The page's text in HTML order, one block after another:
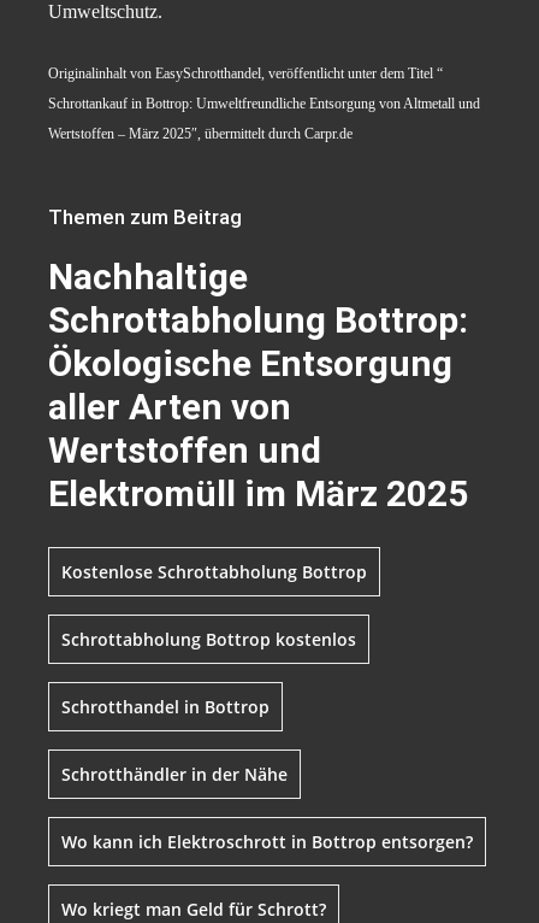
Umweltschutz.
Originalinhalt von EasySchrotthandel, veröffentlicht unter dem Titel “
Schrottankauf in Bottrop: Umweltfreundliche Entsorgung von Altmetall und
Wertstoffen – März 2025″, übermittelt durch Carpr.de
Themen zum Beitrag
Nachhaltige
Schrottabholung Bottrop:
Ökologische Entsorgung
aller Arten von
Wertstoffen und
Elektromüll im März 2025
Kostenlose Schrottabholung Bottrop
Schrottabholung Bottrop kostenlos
Schrotthandel in Bottrop
Schrotthändler in der Nähe
Wo kann ich Elektroschrott in Bottrop entsorgen?
Wo kriegt man Geld für Schrott?